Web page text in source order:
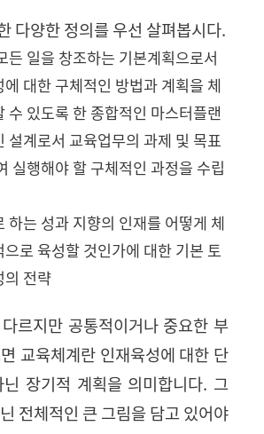
다양한 정의를 우선 살펴봅시다.
든 일을 창조하는 기본계획으로서
대한 구체적인 방법과 계획을 체
수 있도록 한 종합적인 마스터플랜
설계로서 교육업무의 과제 및 목표
실행해야 할 구체적인 과정을 수립
하는 성과 지향의 인재를 어떻게 체
로 육성할 것인가에 대한 기본 토
의 전략
르지만 공통적이거나 중요한 부
교육체계란 인재육성에 대한 단
장기적 계획을 의미합니다. 그
전체적인 큰 그림을 담고 있어야